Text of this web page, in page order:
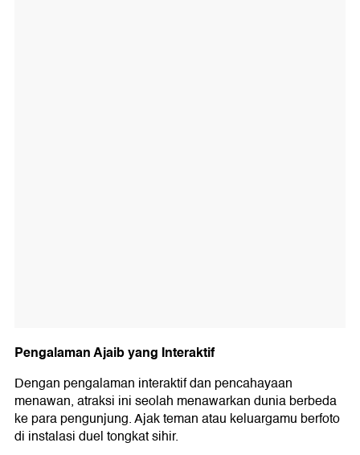
Pengalaman Ajaib yang Interaktif
Dengan pengalaman interaktif dan pencahayaan
menawan, atraksi ini seolah menawarkan dunia berbeda
ke para pengunjung. Ajak teman atau keluargamu berfoto
di instalasi duel tongkat sihir.